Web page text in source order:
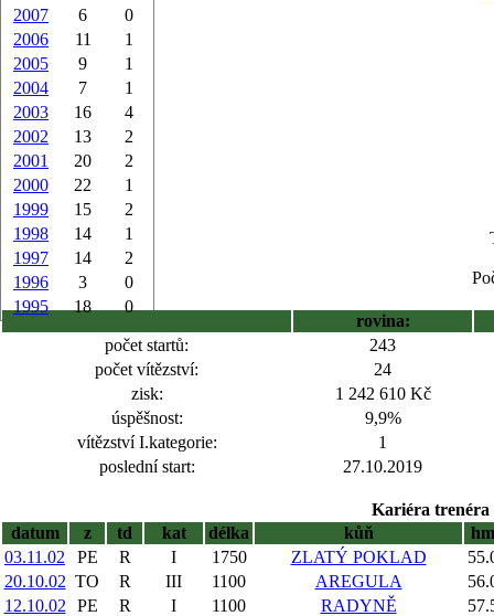
2007
6
0
2006
11
1
2005
9
1
2004
7
1
2003
16
4
2002
13
2
2001
20
2
2000
22
1
1999
15
2
1998
14
1
1997
14
2
1996
3
0
1995
18 0
rovina:
počet startů:
243
počet vítězství:
24
zisk:
1 242 610 Kč
úspěšnost:
9,9%
vítězství I.kategorie:
1
poslední start:
27.10.2019
Kariéra trenéra
datum
z td kat délka kůň
hm
03.11.02
PE R I 1750 ZLATÝ POKLAD
20.10.02 TO R III 1100 AREGULA
12.10.02
PE R I 1100 RADYNĚ